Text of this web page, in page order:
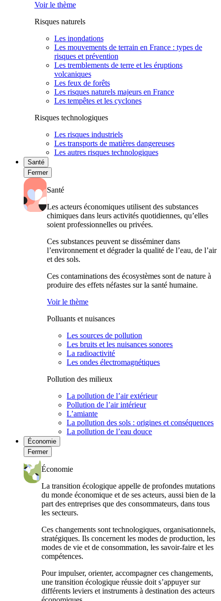
Voir le thème
Risques naturels
Les inondations
Les mouvements de terrain en France : types de
risques et prévention
Les tremblements de terre et les éruptions
volcaniques
Les feux de forêts
Les risques naturels majeurs en France
Les tempêtes et les cyclones
Risques technologiques
Les risques industriels
Les transports de matières dangereuses
Les autres risques technologiques
Santé
Fermer
Santé
Les acteurs économiques utilisent des substances
chimiques dans leurs activités quotidiennes, qu’elles
soient professionnelles ou privées.
Ces substances peuvent se disséminer dans
l’environnement et dégrader la qualité de l’eau, de l’air
et des sols.
Ces contaminations des écosystèmes sont de nature à
produire des effets néfastes sur la santé humaine.
Voir le thème
Polluants et nuisances
Les sources de pollution
Les bruits et les nuisances sonores
La radioactivité
Les ondes électromagnétiques
Pollution des milieux
La pollution de l’air extérieur
Pollution de l’air intérieur
L’amiante
La pollution des sols : origines et conséquences
La pollution de l’eau douce
Économie
Fermer
Économie
La transition écologique appelle de profondes mutations
du monde économique et de ses acteurs, aussi bien de la
part des entreprises que des consommateurs, dans tous
les secteurs.
Ces changements sont technologiques, organisationnels,
stratégiques. Ils concernent les modes de production, les
modes de vie et de consommation, les savoir-faire et les
compétences.
Pour impulser, orienter, accompagner ces changements,
une transition écologique réussie doit s’appuyer sur
différents leviers et instruments à destination des acteurs